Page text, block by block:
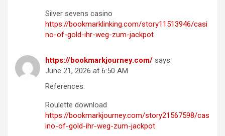
Silver sevens casino
https://bookmarklinking.com/story11513946/casi
no-of-gold-ihr-weg-zum-jackpot
https://bookmarkjourney.com/ says:
June 21, 2026 at 6:50 AM
References:
Roulette download
https://bookmarkjourney.com/story21567598/cas
ino-of-gold-ihr-weg-zum-jackpot